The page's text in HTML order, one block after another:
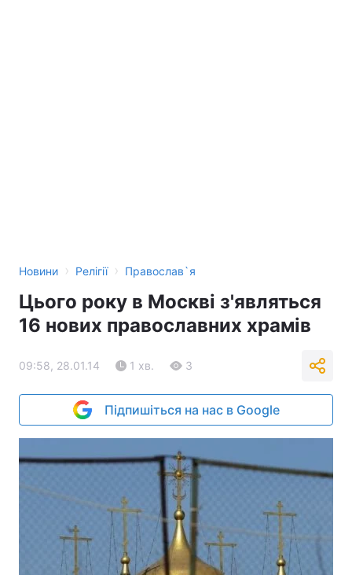
Новини › Релігії › Православ`я
Цього року в Москві з'являться
16 нових православних храмів
09:58, 28.01.14 1 хв. 3
Підпишіться на нас в Google